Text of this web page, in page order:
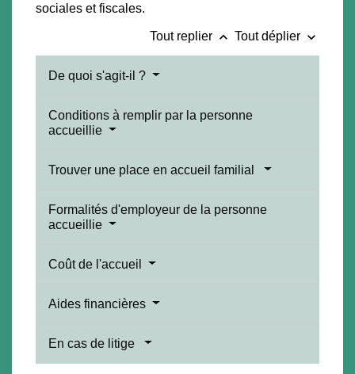
sociales et fiscales.
Tout replier keyboard_arrow_up Tout déplier keyboard_arrow_down
De quoi s'agit-il ?
Conditions à remplir par la personne
accueillie
Trouver une place en accueil familial
Formalités d'employeur de la personne
accueillie
Coût de l'accueil
Aides financières
En cas de litige